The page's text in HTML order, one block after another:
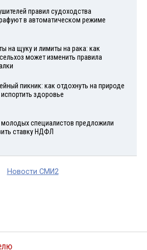
правил судоходства
в автоматическом режиме
на щуку и лимиты на рака: как
может изменить правила
пикник: как отдохнуть на природе
здоровье
специалистов предложили
ставку НДФЛ
Новости СМИ2